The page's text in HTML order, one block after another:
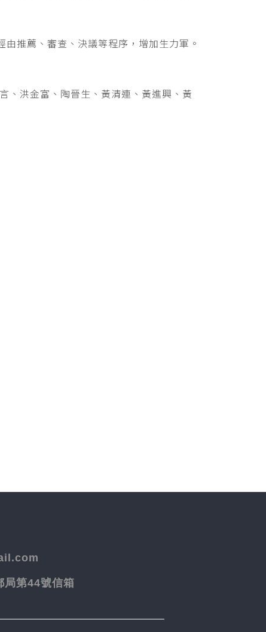
推薦、審查、決議等程序，增加生力軍。
、洪金富、陶晉生、黃清連、黃進興、黃
局第44號信箱